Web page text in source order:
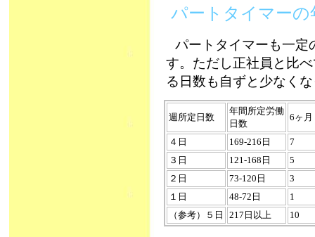
パートタイマーの
パートタイマーも一定
す。ただし正社員と比
る日数も自ずと少なく
週所定日数
年間所定労働
日数
6ヶ月
４日 169-216日
7
３日
121-168日
5
２日
73-120日
3
１日
48-72日
1
（参考）５日
217日以上 10